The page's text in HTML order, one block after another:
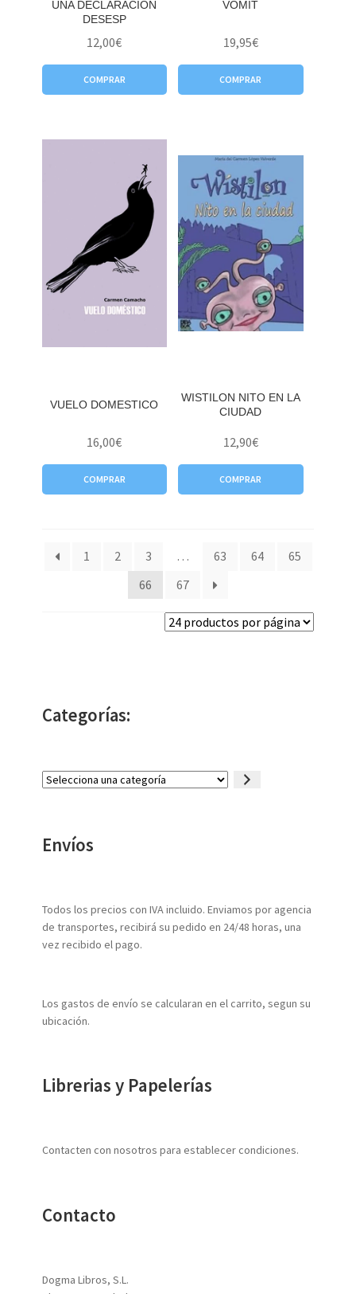
UNA DECLARACION
DESESP
12,00€
COMPRAR
VOMIT
19,95€
COMPRAR
VUELO DOMESTICO
16,00€
COMPRAR
WISTILON NITO EN LA
CIUDAD
12,90€
COMPRAR
1 2 3 … 63 64
65
66
67
Categorías:
Selecciona
Envíos
Todos los precios con IVA incluido. Enviamos por agencia
de transportes, recibirá su pedido en 24/48 horas, una
vez recibido el pago.
Los gastos de envío se calcularan en el carrito, segun su
ubicación.
Librerias y Papelerías
Contacten con nosotros para establecer condiciones.
Contacto
Dogma Libros, S.L.